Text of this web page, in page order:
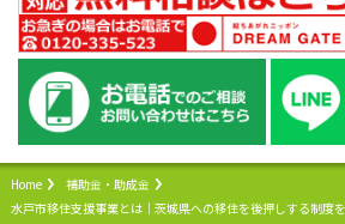
Home
補助金・助成金
水戸市移住支援事業とは｜茨城県への移住を後押しする制度